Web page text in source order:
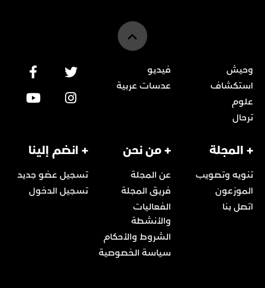
وحيش
استكشاف
علوم
ترحال
فيديو
عدسات عربية
+ المجلة
تنويه وتصويب
الموزعون
اتصل بنا
+ من نحن
عن المجلة
فريق المجلة
الفعاليات
والأنشطة
الشروط والأحكام
سياسة الخصوصية
+ انضم إلينا
تسجيل عضو جديد
تسجيل الدخول